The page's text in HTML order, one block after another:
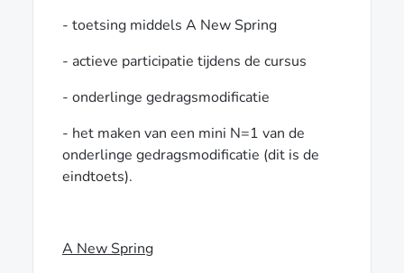
- toetsing middels A New Spring
- actieve participatie tijdens de cursus
- onderlinge gedragsmodificatie
- het maken van een mini N=1 van de
onderlinge gedragsmodificatie (dit is de
eindtoets).
A New Spring